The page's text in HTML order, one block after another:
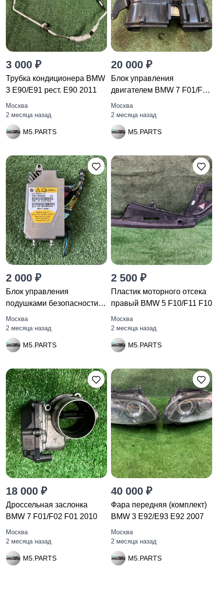
3 000 ₽
Трубка кондиционера BMW
3 E90/E91 рест. E90 2011
Москва
2 месяца назад
M5.PARTS
20 000 ₽
Блок управления
двигателем BMW 7 F01/F02
F01 2010
Москва
2 месяца назад
M5.PARTS
2 000 ₽
Блок управления
подушками безопасности
BMW 7
Москва
2 месяца назад
M5.PARTS
2 500 ₽
Пластик моторного отсека
правый BMW 5 F10/F11 F10
Москва
2 месяца назад
M5.PARTS
18 000 ₽
Дроссельная заслонка
BMW 7 F01/F02 F01 2010
Москва
2 месяца назад
M5.PARTS
40 000 ₽
Фара передняя (комплект)
BMW 3 E92/E93 E92 2007
Москва
2 месяца назад
M5.PARTS